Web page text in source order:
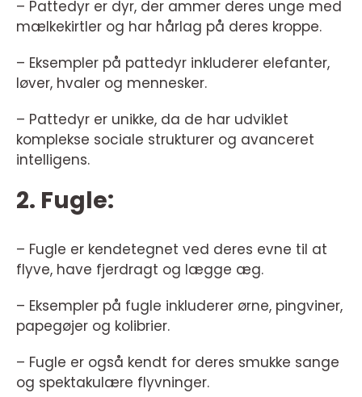
– Pattedyr er dyr, der ammer deres unge med
mælkekirtler og har hårlag på deres kroppe.
– Eksempler på pattedyr inkluderer elefanter,
løver, hvaler og mennesker.
– Pattedyr er unikke, da de har udviklet
komplekse sociale strukturer og avanceret
intelligens.
2. Fugle:
– Fugle er kendetegnet ved deres evne til at
flyve, have fjerdragt og lægge æg.
– Eksempler på fugle inkluderer ørne, pingviner,
papegøjer og kolibrier.
– Fugle er også kendt for deres smukke sange
og spektakulære flyvninger.